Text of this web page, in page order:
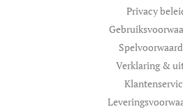
Privacy
Verklaring &